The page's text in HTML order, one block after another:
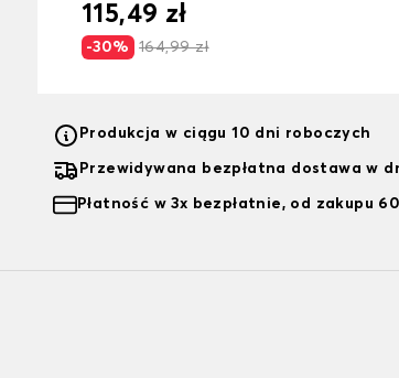
115,49 zł
-30% 164,99 zł
Produkcja w ciągu 10 dni roboczych
Przewidywana bezpłatna dostawa w
Płatność w 3x bezpłatnie, od zakupu